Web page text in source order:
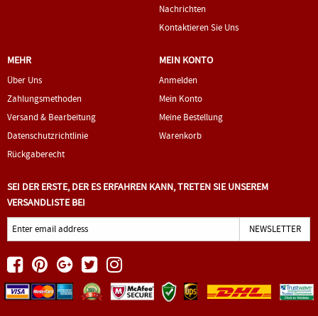
Nachrichten
Kontaktieren Sie Uns
MEHR
Über Uns
Zahlungsmethoden
Versand & Bearbeitung
Datenschutzrichtlinie
Rückgaberecht
MEIN KONTO
Anmelden
Mein Konto
Meine Bestellung
Warenkorb
SEI DER ERSTE, DER ES ERFAHREN KANN, TRETEN SIE UNSEREM
VERSANDLISTE BEI